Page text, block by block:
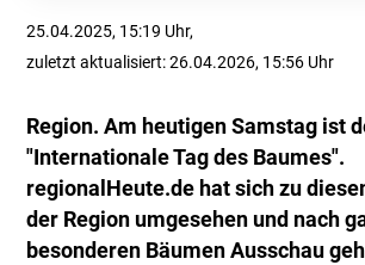
25.04.2025, 15:19 Uhr,
zuletzt aktualisiert: 26.04.2026, 15:56 Uhr
Region. Am heutigen Samstag ist
"Internationale Tag des Baumes".
regionalHeute.de hat sich zu
der Region umgesehen und nach
besonderen Bäumen Ausschau